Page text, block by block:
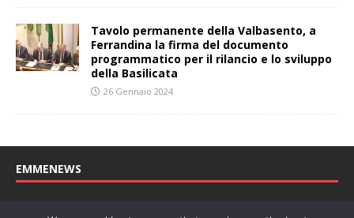
Tavolo permanente della Valbasento, a
Ferrandina la firma del documento
programmatico per il rilancio e lo sviluppo
della Basilicata
26 Gennaio 2024
EMMENEWS